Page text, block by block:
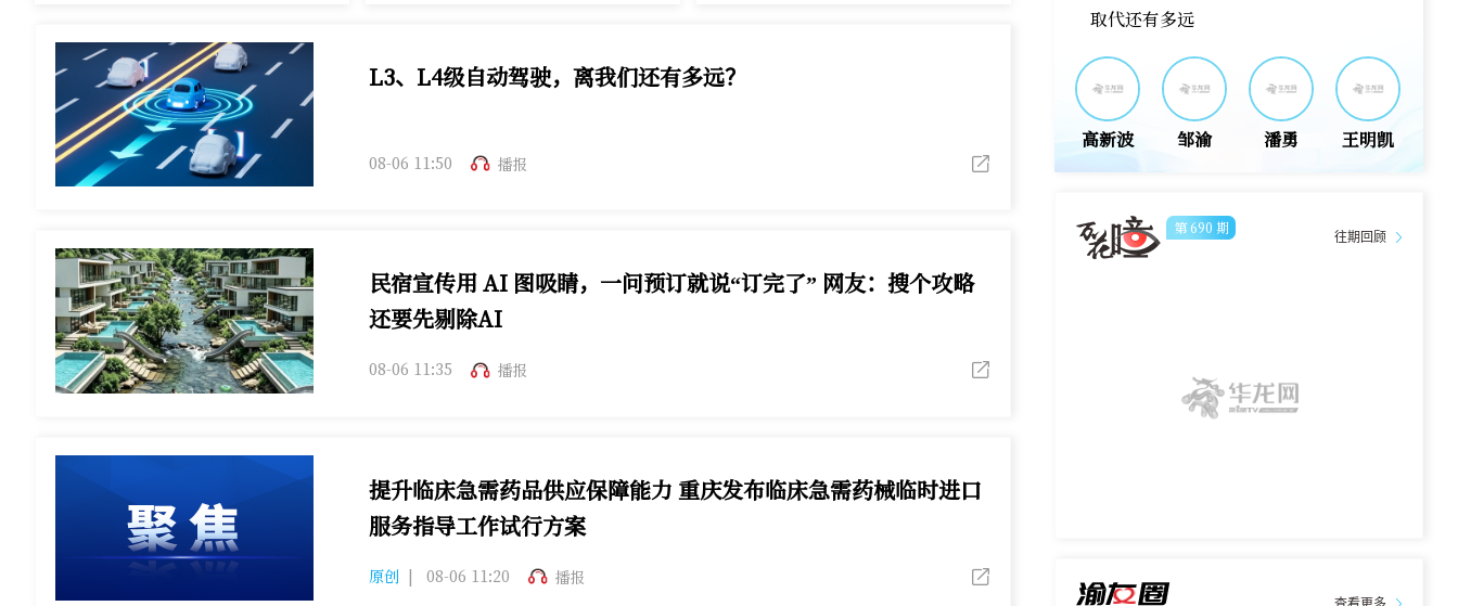
L3、L4级自动驾驶，离我们还有多远？
08-06 11:50 播报
民宿宣传用 AI 图吸睛，一问预订就说“订完了” 网友：搜个攻略
还要先剔除AI
08-06 11:35 播报
提升临床急需药品供应保障能力 重庆发布临床急需药械临时进口
服务指导工作试行方案
重庆发布临床急需药械临时进口服务指导工作试行方案。
原创 | 08-06 11:20 播报
取代还有多远
高新波 邹渝 潘勇 王明凯
第690 期
往期回顾